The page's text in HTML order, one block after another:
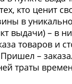
кто ценит
в
выдачи) – в
товаров и
–
траты